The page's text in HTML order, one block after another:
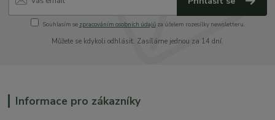
Souhlasím se zpracováním osobních údajůza účelem rozesílky newsletteru.
Můžete se kdykoli odhlásit. Zasíláme jednou za 14 dní.
Informace pro zákazníky